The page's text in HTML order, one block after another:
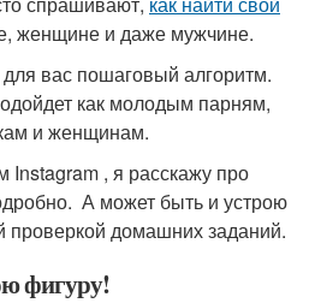
женщине и даже мужчине.
вас пошаговый алгоритм.
как молодым парням,
и женщинам.
Instagram , я расскажу про
А может быть и устрою
домашних заданий.
фигуру!